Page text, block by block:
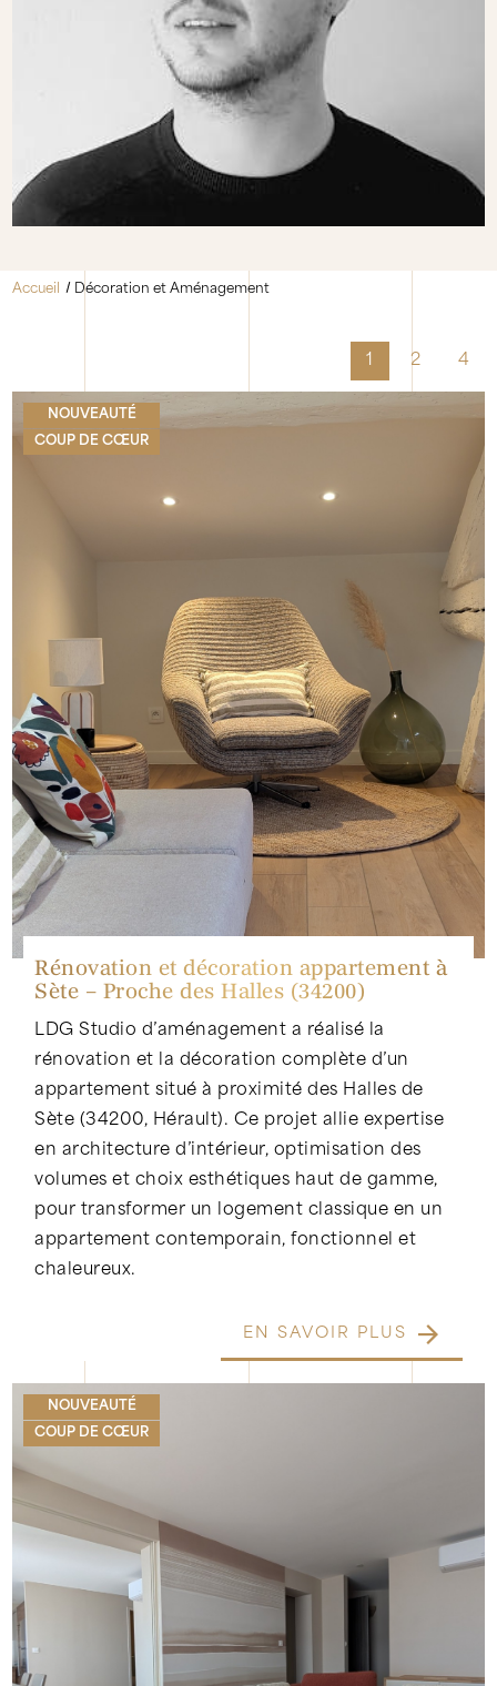
Accueil Décoration et Aménagement
1 2 4
NOUVEAUTÉ
COUP DE CŒUR
Rénovation et décoration appartement à
Sète – Proche des Halles (34200)
LDG Studio d’aménagement a réalisé la
rénovation et la décoration complète d’un
appartement situé à proximité des Halles de
Sète (34200, Hérault). Ce projet allie expertise
en architecture d’intérieur, optimisation des
volumes et choix esthétiques haut de gamme,
pour transformer un logement classique en un
appartement contemporain, fonctionnel et
chaleureux.
EN SAVOIR PLUS
NOUVEAUTÉ
COUP DE CŒUR